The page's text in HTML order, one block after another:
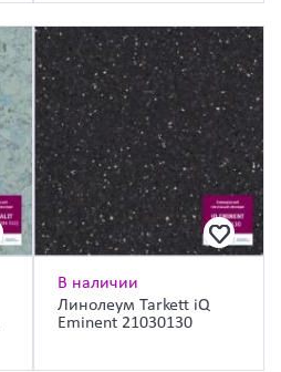
В наличии
Линолеум Tarkett iQ
Eminent 21030130